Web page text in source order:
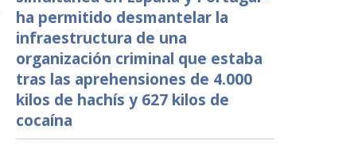
ha permitido desmantelar la
infraestructura de una
organización criminal que estaba
tras las aprehensiones de 4.000
kilos de hachís y 627 kilos de
cocaína